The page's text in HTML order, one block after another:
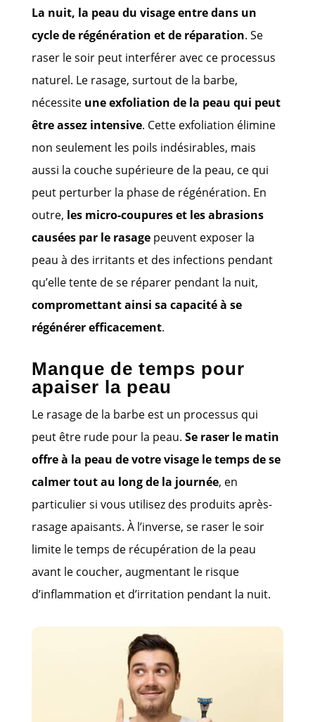
La nuit, la peau du visage entre dans un
cycle de régénération et de réparation. Se
raser le soir peut interférer avec ce processus
naturel. Le rasage, surtout de la barbe,
nécessite une exfoliation de la peau qui peut
être assez intensive. Cette exfoliation élimine
non seulement les poils indésirables, mais
aussi la couche supérieure de la peau, ce qui
peut perturber la phase de régénération. En
outre, les micro-coupures et les abrasions
causées par le rasagepeuvent exposer la
peau à des irritants et des infections pendant
qu’elle tente de se réparer pendant la nuit,
compromettant ainsi sa capacité à se
régénérer efficacement.
Manque de temps pour
apaiser la peau
Le rasage de la barbe est un processus qui
peut être rude pour la peau. Se raser le matin
offre à la peau de votre visage le temps de se
calmer tout au long de la journée, en
particulier si vous utilisez des produits après-
rasage apaisants. À l’inverse, se raser le soir
limite le temps de récupération de la peau
avant le coucher, augmentant le risque
d’inflammation et d’irritation pendant la nuit.